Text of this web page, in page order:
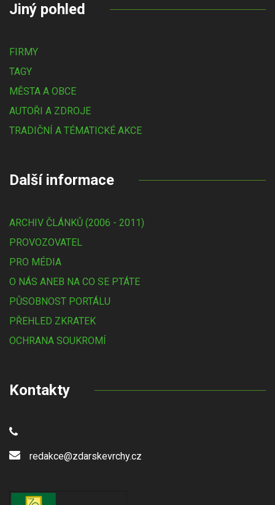
Jiný pohled
FIRMY
TAGY
MĚSTA A OBCE
AUTOŘI A ZDROJE
TRADIČNÍ A TÉMATICKÉ AKCE
Další informace
ARCHIV ČLÁNKŮ (2006 - 2011)
PROVOZOVATEL
PRO MÉDIA
O NÁS ANEB NA CO SE PTÁTE
PŮSOBNOST PORTÁLU
PŘEHLED ZKRATEK
OCHRANA SOUKROMÍ
Kontakty
redakce@zdarskevrchy.cz